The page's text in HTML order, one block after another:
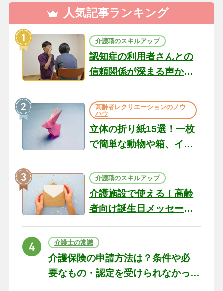
人気記事ランキング
介護職のスキルアップ
認知症の利用者さんとの
信頼関係が深まる声かけ
の現場から（22）
高齢者レクリエーションのノウ
ハウ
立体の折り紙15選！一枚
で簡単な動物や箱、イン
テリアになる作品まで
介護職のスキルアップ
介護施設で使える！高齢
者向け誕生日メッセージ
の例文と書き方のポイン
ト
介護士の常識
介護保険の申請方法は？条件や必
要なもの・認定を受けられなかっ
た場合の対処法